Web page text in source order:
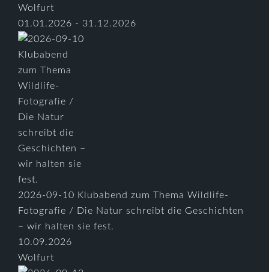
Wolfurt
01.01.2026 - 31.12.2026
2026-09-10 Klubabend zum Thema Wildlife-
Fotografie / Die Natur schreibt die Geschichten
– wir halten sie fest.
10.09.2026
Wolfurt